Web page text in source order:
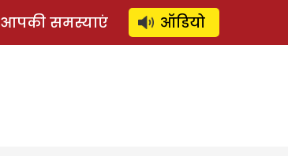
लॉग इन ⚲ SUBSCRIBE
आपकी समस्याएं ऑडियो